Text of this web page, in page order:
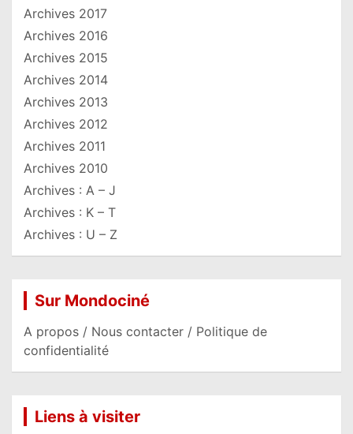
Archives 2017
Archives 2016
Archives 2015
Archives 2014
Archives 2013
Archives 2012
Archives 2011
Archives 2010
Archives : A – J
Archives : K – T
Archives : U – Z
Sur Mondociné
A propos / Nous contacter / Politique de
confidentialité
Liens à visiter